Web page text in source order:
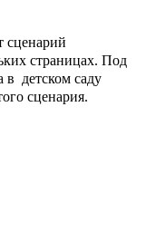
сценарий
страницах. Под
в детском саду
сценария.